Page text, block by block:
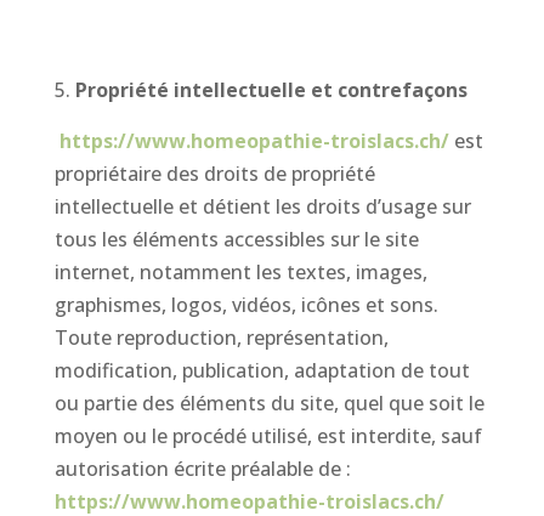
Propriété intellectuelle et contrefaçons
https://www.homeopathie-troislacs.ch/ est
propriétaire des droits de propriété
intellectuelle et détient les droits d’usage sur
tous les éléments accessibles sur le site
internet, notamment les textes, images,
graphismes, logos, vidéos, icônes et sons.
Toute reproduction, représentation,
modification, publication, adaptation de tout
ou partie des éléments du site, quel que soit le
moyen ou le procédé utilisé, est interdite, sauf
autorisation écrite préalable de :
https://www.homeopathie-troislacs.ch/